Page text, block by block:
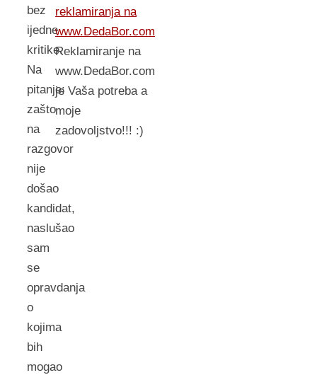
bez
ijedne
kritike.
Na
pitanje:
zašto
na
razgovor
nije
došao
kandidat,
naslušao
sam
se
opravdanja
o
kojima
bih
mogao
reklamiranja na
www.DedaBor.com
Reklamiranje na
www.DedaBor.com
je Vaša potreba a
moje
zadovoljstvo!!! :)